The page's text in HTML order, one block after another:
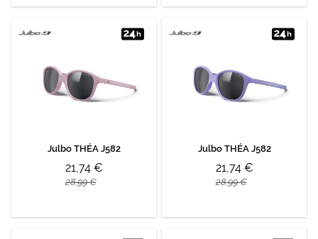
Julbo THÉA J582
21,74 €
28,99 €
Julbo THÉA J582
21,74 €
28,99 €